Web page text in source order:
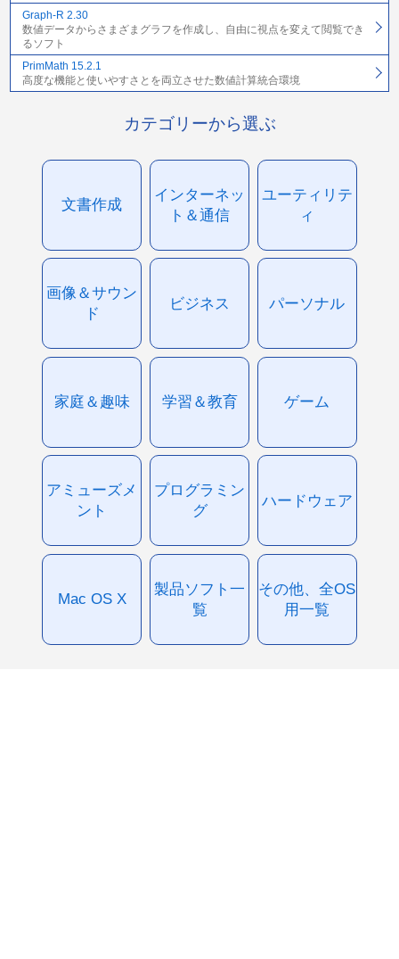
Graph-R 2.30
数値データからさまざまグラフを作成し、自由に視点を変えて閲覧でき
るソフト
PrimMath 15.2.1
高度な機能と使いやすさとを両立させた数値計算統合環境
カテゴリーから選ぶ
文書作成
インターネッ
ト＆通信
ユーティリテ
ィ
画像＆サウン
ド
ビジネス パーソナル
家庭＆趣味 学習＆教育 ゲーム
アミューズメ
ント
プログラミン
グ
ハードウェア
Mac OS X
製品ソフト一
覧
その他、全OS
用一覧